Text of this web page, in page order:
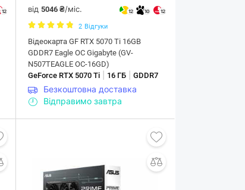
12 від5046 ₴/міс. 12 10 12
2 Відгуки
Відеокарта GF RTX 5070 Ti 16GB
GDDR7 Eagle OC Gigabyte (GV-
N507TEAGLE OC-16GD)
GeForce RTX 5070 Ti
16 ГБ |GDDR7
Безкоштовна доставка
Відправимо завтра